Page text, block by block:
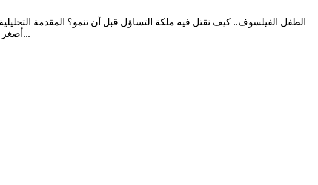
أصغر حجماً بكثير، لكنه لا يقل دهشة وتعقيداً. كان طفلاً. طفلاً يسأل: لماذا السماء زرقاء؟ وأين يذهب البدر عندما تشرق الشمس؟ ومن...